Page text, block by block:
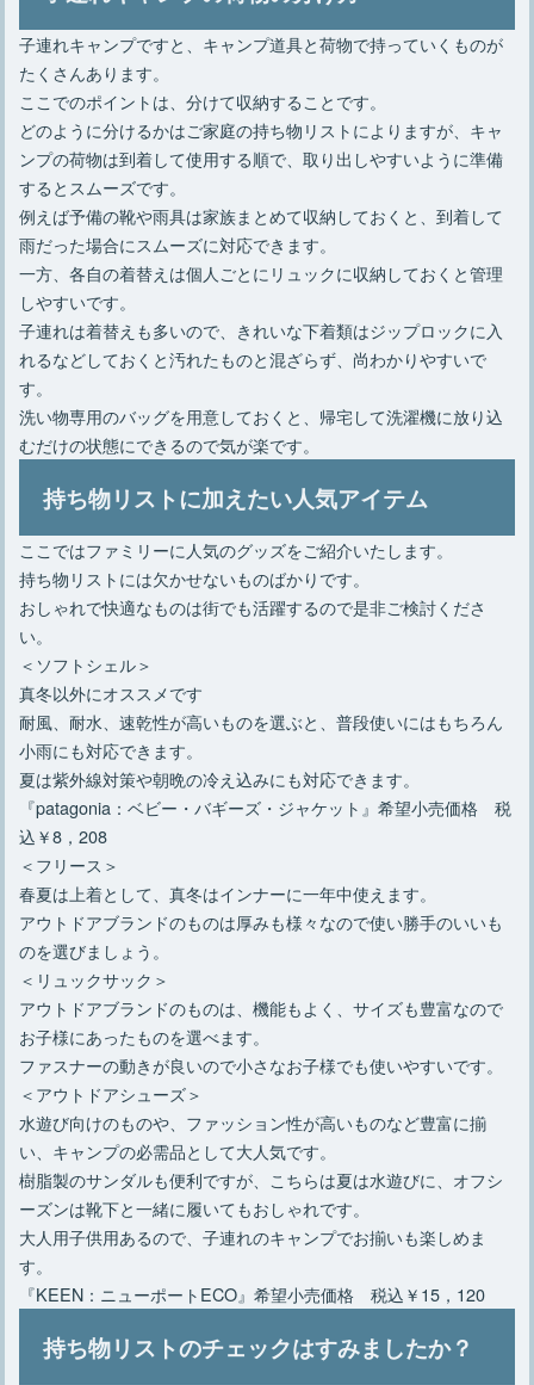
子連れキャンプですと、キャンプ道具と荷物で持っていくものが
たくさんあります。
ここでのポイントは、分けて収納することです。
どのように分けるかはご家庭の持ち物リストによりますが、キャ
ンプの荷物は到着して使用する順で、取り出しやすいように準備
するとスムーズです。
例えば予備の靴や雨具は家族まとめて収納しておくと、到着して
雨だった場合にスムーズに対応できます。
一方、各自の着替えは個人ごとにリュックに収納しておくと管理
しやすいです。
子連れは着替えも多いので、きれいな下着類はジップロックに入
れるなどしておくと汚れたものと混ざらず、尚わかりやすいで
す。
洗い物専用のバッグを用意しておくと、帰宅して洗濯機に放り込
むだけの状態にできるので気が楽です。
持ち物リストに加えたい人気アイテム
ここではファミリーに人気のグッズをご紹介いたします。
持ち物リストには欠かせないものばかりです。
おしゃれで快適なものは街でも活躍するので是非ご検討くださ
い。
＜ソフトシェル＞
真冬以外にオススメです
耐風、耐水、速乾性が高いものを選ぶと、普段使いにはもちろん
小雨にも対応できます。
夏は紫外線対策や朝晩の冷え込みにも対応できます。
『patagonia：ベビー・バギーズ・ジャケット』希望小売価格 税
込￥8，208
＜フリース＞
春夏は上着として、真冬はインナーに一年中使えます。
アウトドアブランドのものは厚みも様々なので使い勝手のいいも
のを選びましょう。
＜リュックサック＞
アウトドアブランドのものは、機能もよく、サイズも豊富なので
お子様にあったものを選べます。
ファスナーの動きが良いので小さなお子様でも使いやすいです。
＜アウトドアシューズ＞
水遊び向けのものや、ファッション性が高いものなど豊富に揃
い、キャンプの必需品として大人気です。
樹脂製のサンダルも便利ですが、こちらは夏は水遊びに、オフシ
ーズンは靴下と一緒に履いてもおしゃれです。
大人用子供用あるので、子連れのキャンプでお揃いも楽しめま
す。
『KEEN：ニューポートECO』希望小売価格 税込￥15，120
持ち物リストのチェックはすみましたか？